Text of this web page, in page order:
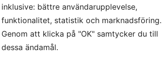
inklusive: bättre användarupplevelse,
funktionalitet, statistik och marknadsföring.
Genom att klicka på "OK" samtycker du till
dessa ändamål.